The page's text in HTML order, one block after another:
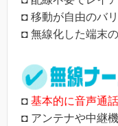
◘ 移動が自由のバ
◘ 無線化した端末
◘ 基本的に音声通
◘ アンテナや中継